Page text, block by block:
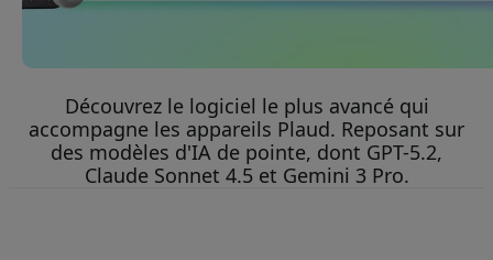
Découvrez le logiciel le plus avancé qui
accompagne les appareils Plaud. Reposant sur
des modèles d'IA de pointe, dont GPT-5.2,
Claude Sonnet 4.5 et Gemini 3 Pro.